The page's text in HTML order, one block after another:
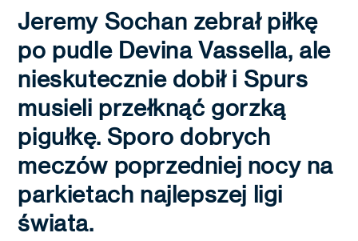
Jeremy Sochan zebrał piłkę
po pudle Devina Vassella, ale
nieskutecznie dobił i Spurs
musieli przełknąć gorzką
pigułkę. Sporo dobrych
meczów poprzedniej nocy na
parkietach najlepszej ligi
świata.